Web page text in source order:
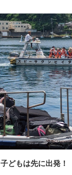
子どもは先に出発！